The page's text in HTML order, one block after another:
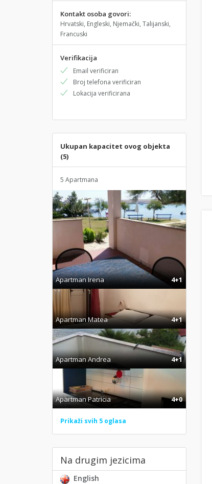
Kontakt osoba govori:
Hrvatski, Engleski, Njemački, Talijanski,
Francuski
Verifikacija
Email verificiran
Broj telefona verificiran
Lokacija verificirana
Ukupan kapacitet ovog objekta
(5)
5 Apartmana
Apartman Irena 4+1
Apartman Matea 4+1
Apartman Andrea 4+1
Apartman Patricia 4+0
Prikaži svih 5 oglasa
Na drugim jezicima
English